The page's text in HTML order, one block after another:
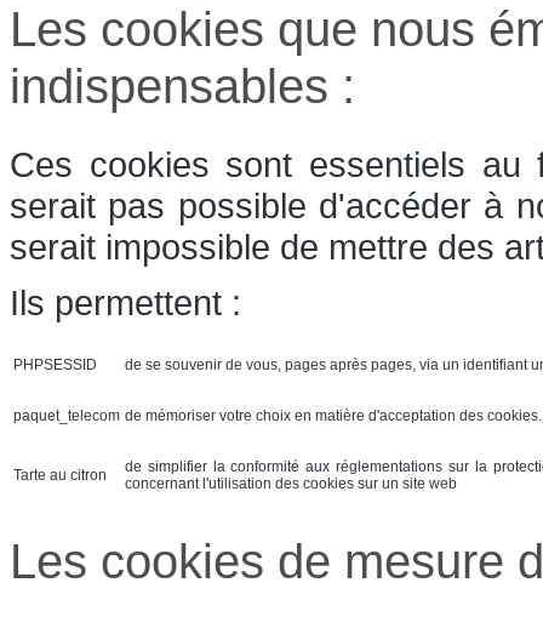
Les cookies que nous
indispensables :
Ces cookies sont essentiels
serait pas possible d'accéder à
serait impossible de mettre des
Ils permettent :
PHPSESSID de se souvenir de vous, pages après pages, via un identifiant
paquet_telecom de mémoriser votre choix en matière d'acceptation des
Tarte au citron
de simplifier la conformité aux réglementations sur la
concernant l'utilisation des cookies sur un site web
Les cookies de mesure